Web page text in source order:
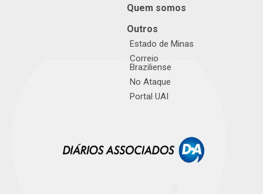
Quem somos
Outros
Estado de Minas
Correio
Braziliense
No Ataque
Portal UAI